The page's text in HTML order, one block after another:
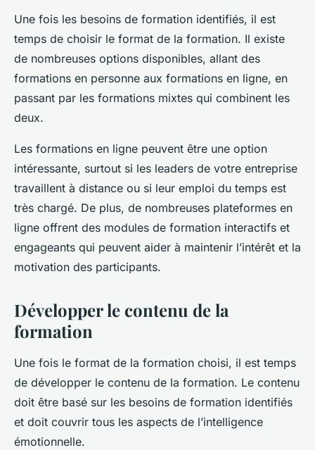
Une fois les besoins de formation identifiés, il est
temps de choisir le format de la formation. Il existe
de nombreuses options disponibles, allant des
formations en personne aux formations en ligne, en
passant par les formations mixtes qui combinent les
deux.
Les formations en ligne peuvent être une option
intéressante, surtout si les leaders de votre entreprise
travaillent à distance ou si leur emploi du temps est
très chargé. De plus, de nombreuses plateformes en
ligne offrent des modules de formation interactifs et
engageants qui peuvent aider à maintenir l’intérêt et la
motivation des participants.
Développer le contenu de la
formation
Une fois le format de la formation choisi, il est temps
de développer le contenu de la formation. Le contenu
doit être basé sur les besoins de formation identifiés
et doit couvrir tous les aspects de l’intelligence
émotionnelle.